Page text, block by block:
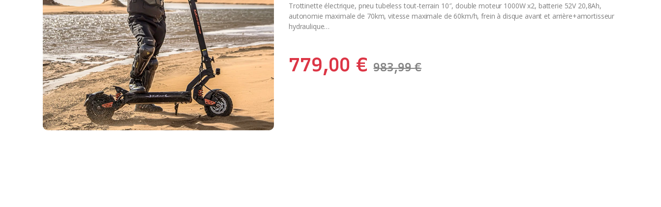
Trottinette électrique, pneu tubeless tout-terrain 10″, double moteur 1000W x2, batterie 52V 20,8Ah,
autonomie maximale de 70km, vitesse maximale de 60km/h, frein à disque avant et arrière+amortisseur
hydraulique…
779,00 € 983,99€